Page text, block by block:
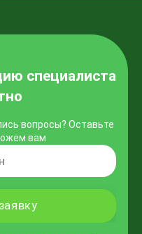
специалиста
вопросы? Oставьте
вам